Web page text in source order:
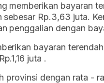
memberikan bayaran
sebesar Rp.3,63 juta.
penggalian dengan
bayaran
juta .
provinsi dengan rata -